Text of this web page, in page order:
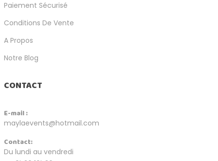
Paiement Sécurisé
Conditions De Vente
A Propos
Notre Blog
CONTACT
E-mail :
maylaevents@hotmail.com
Contact:
Du lundi au vendredi